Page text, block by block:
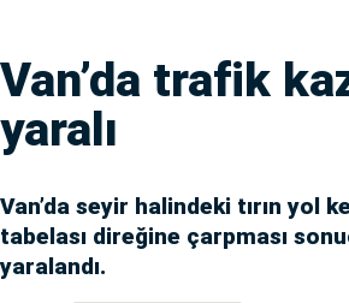
Van’da trafik
yaralı
Van’da seyir halindeki tırın yol
tabelası direğine çarpması
yaralandı.